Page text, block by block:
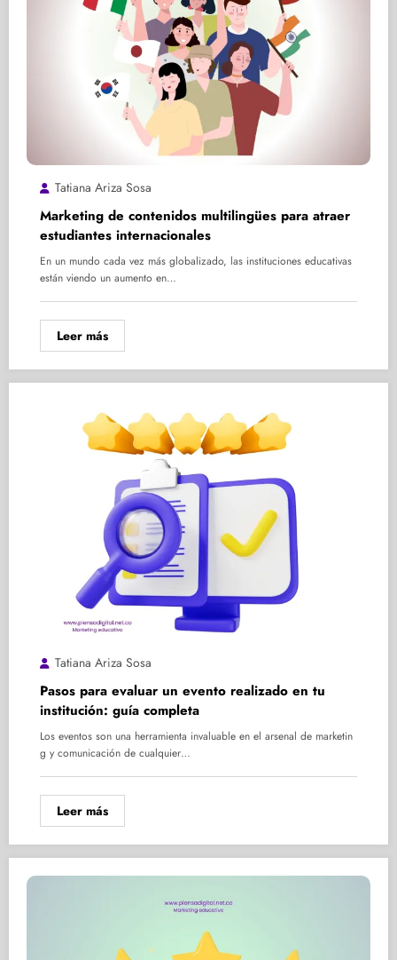
Tatiana Ariza Sosa
Marketing de contenidos multilingües para atraer
estudiantes internacionales
En un mundo cada vez más globalizado, las instituciones educativas
están viendo un aumento en…
Leer más
Tatiana Ariza Sosa
Pasos para evaluar un evento realizado en tu
institución: guía completa
Los eventos son una herramienta invaluable en el arsenal de marketin
g y comunicación de cualquier…
Leer más